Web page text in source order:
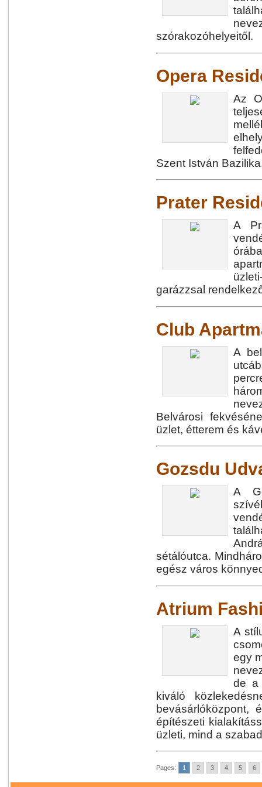
szórakozóhelyeitől.
Opera
Az
Szent István
Prater
A
garázzsal
Club
A
Belvárosi
üzlet, étterem és
Gozsdu
A
sétálóutca.
egész város
Atrium
A
egy
de a
kiváló
bevásárlóközpont,
építészeti
üzleti, mind a
Pages: 1 2 3 4 5 6